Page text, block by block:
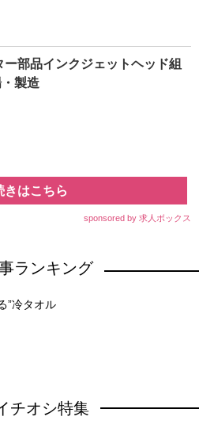
ー部品インクジェットヘッド組
製造
きはこちら
sponsored by 求人ボックス
ランキング
”冷タオル
チオシ特集